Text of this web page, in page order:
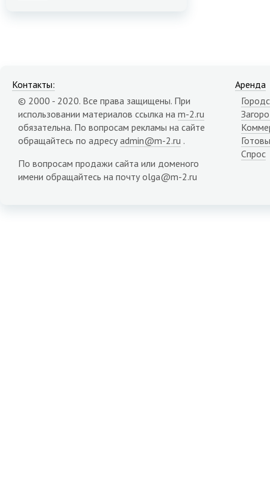
Контакты:
© 2000 - 2020. Все права защищены. При
использовании материалов ссылка на m-2.ru
обязательна. По вопросам рекламы на сайте
обращайтесь по адресу admin@m-2.ru .
По вопросам продажи сайта или доменого
имени обращайтесь на почту olga@m-2.ru
Аренда
Спрос